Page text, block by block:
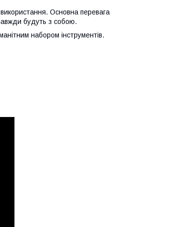
Основна перевага
завжди будуть з собою.
набором інструментів.